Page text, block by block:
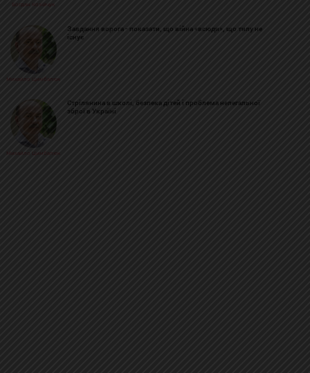
Богдан Козійчук
Михайло Цимбалюк
Завдання ворога - показати, що війна «всюди», що тилу не
існує
Михайло Цимбалюк
Стрілянина в школі, безпека дітей і проблема нелегальної
зброї в Україні